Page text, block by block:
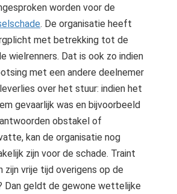
worden voor de
. De organisatie heeft
met betrekking tot de
wielrenners. Dat is ook zo indien
met een andere deelnemer
over het stuur: indien het
gevaarlijk was en bijvoorbeeld
obstakel of
kan de organisatie nog
zijn voor de schade. Traint
zijn vrije tijd overigens op de
Dan geldt de gewone wettelijke